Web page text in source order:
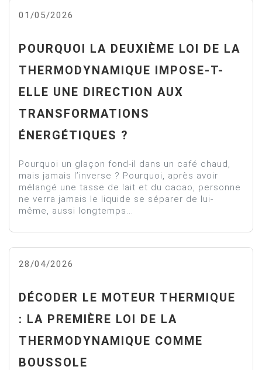
01/05/2026
POURQUOI LA DEUXIÈME LOI DE LA
THERMODYNAMIQUE IMPOSE-T-
ELLE UNE DIRECTION AUX
TRANSFORMATIONS
ÉNERGÉTIQUES ?
Pourquoi un glaçon fond-il dans un café chaud,
mais jamais l’inverse ? Pourquoi, après avoir
mélangé une tasse de lait et du cacao, personne
ne verra jamais le liquide se séparer de lui-
même, aussi longtemps...
28/04/2026
DÉCODER LE MOTEUR THERMIQUE
: LA PREMIÈRE LOI DE LA
THERMODYNAMIQUE COMME
BOUSSOLE